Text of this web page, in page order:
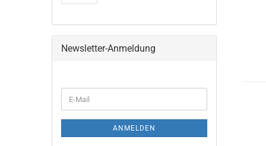
Newsletter-Anmeldung
ZUR
E-
Mail
ANMELDEN